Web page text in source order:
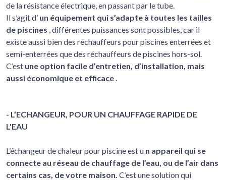
de la résistance électrique, en passant par le tube.
Il s’agit d’ un équipement qui s’adapte à toutes les tailles
de piscines , différentes puissances sont possibles, car il
existe aussi bien des réchauffeurs pour piscines enterrées et
semi-enterrées que des réchauffeurs de piscines hors-sol.
C’est une option facile d’entretien, d’installation, mais
aussi économique et efficace.
- L’ECHANGEUR, POUR UN CHAUFFAGE RAPIDE DE
L'EAU
L’échangeur de chaleur pour piscine est u n appareil qui se
connecte au réseau de chauffage de l’eau, ou de l’air dans
certains cas, de votre maison. C’est une solution qui